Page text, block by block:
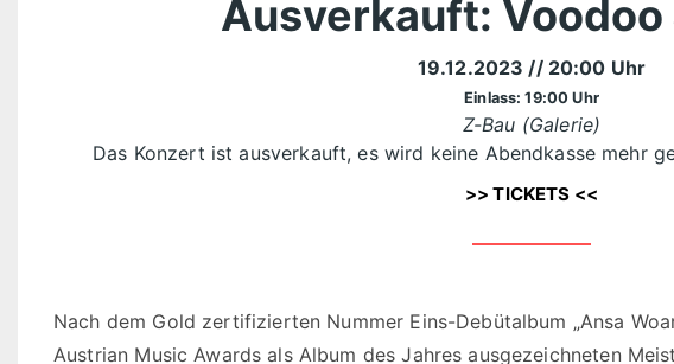
Ausverkauft:
19.12.2023// 20:00 Uhr
Einlass: 19:00 Uhr
Z-Bau (Galerie)
Das Konzert ist ausverkauft, es wird keine Abendkasse mehr
>> TICKETS <<
Nach dem Gold zertifizierten Nummer Eins-Debütalbum „Ansa
Austrian Music Awards als Album des Jahres ausgezeichneten